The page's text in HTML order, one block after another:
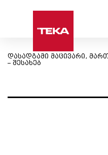
დასადგამი მაცივარი,
– შესახებ